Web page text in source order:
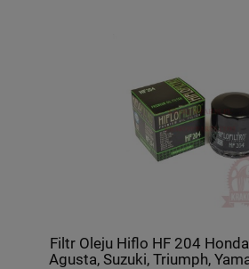
Filtr Oleju Hiflo HF 204
Agusta, Suzuki, Triumph,